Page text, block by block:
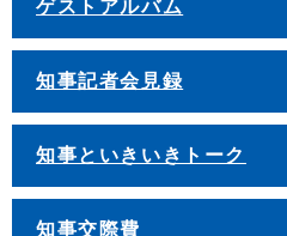
ゲストアルバム
知事記者会見録
知事といきいきトーク
知事交際費